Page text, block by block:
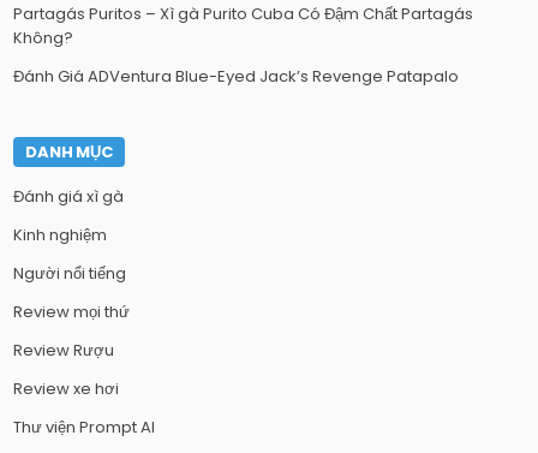
Partagás Puritos – Xì gà Purito Cuba Có Đậm Chất Partagás
Không?
Đánh Giá ADVentura Blue-Eyed Jack’s Revenge Patapalo
DANH MỤC
Đánh giá xì gà
Kinh nghiệm
Người nổi tiếng
Review mọi thứ
Review Rượu
Review xe hơi
Thư viện Prompt AI